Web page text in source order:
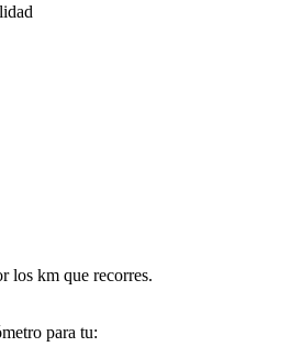
los km que recorres.
para tu: